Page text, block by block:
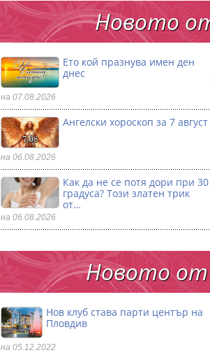
Новото
Ето кой празнува имен ден
днес
на 07.08.2026
Ангелски хороскоп за 7 август
на 06.08.2026
Как да не се потя дори при 30
градуса? Този златен трик
от…
на 06.08.2026
Новото от
Нов клуб става парти център на
Пловдив
на 05.12.2022